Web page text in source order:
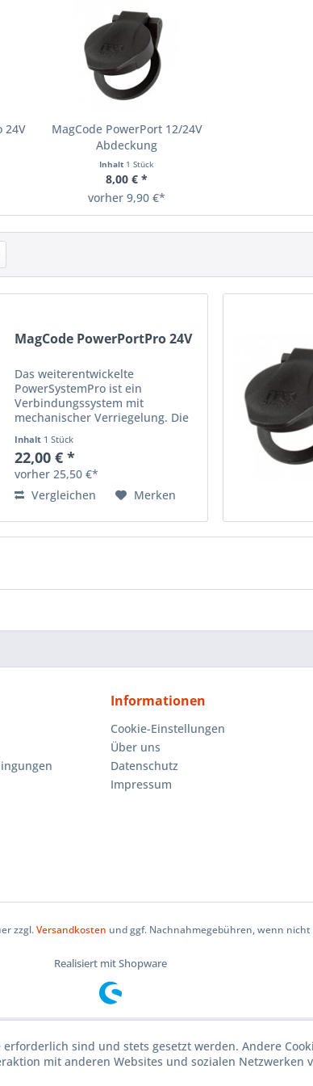
24V
MagCode PowerPort 12/24V
Abdeckung
Inhalt 1 Stück
8,00 € *
vorher 9,90 €*
MagCode PowerPortPro 24V
Das weiterentwickelte
PowerSystemPro ist ein
Verbindungssystem mit
mechanischer Verriegelung. Die
und Belastbarkeit sowie
Ausschluss von
Lichtbogenproblemen, da das
Schalten erst nach der...
Inhalt 1 Stück
22,00 € *
vorher 25,50 €*
Vergleichen
Merken
Informationen
Cookie-Einstellungen
Über uns
Datenschutz
Impressum
zzgl.Versandkosten und ggf. Nachnahmegebühren, wenn nicht
Realisiert mit Shopware
sind und stets gesetzt werden. Andere
mit anderen Websites und sozialen Netzwerken